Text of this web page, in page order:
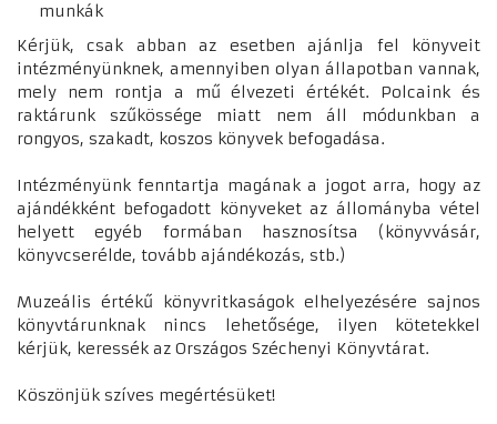
munkák
Kérjük, csak abban az esetben ajánlja fel könyveit
intézményünknek, amennyiben olyan állapotban vannak,
mely nem rontja a mű élvezeti értékét. Polcaink és
raktárunk szűkössége miatt nem áll módunkban a
rongyos, szakadt, koszos könyvek befogadása.
Intézményünk fenntartja magának a jogot arra, hogy az
ajándékként befogadott könyveket az állományba vétel
helyett egyéb formában hasznosítsa (könyvvásár,
könyvcserélde, tovább ajándékozás, stb.)
Muzeális értékű könyvritkaságok elhelyezésére sajnos
könyvtárunknak nincs lehetősége, ilyen kötetekkel
kérjük, keressék az Országos Széchenyi Könyvtárat.
Köszönjük szíves megértésüket!